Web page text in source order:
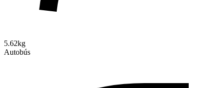
5.62kg
Autobús